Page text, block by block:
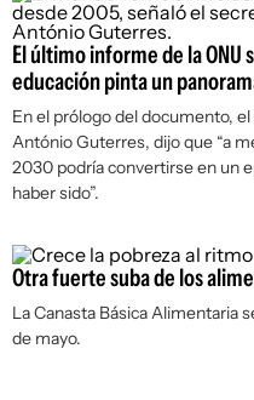
El último informe de la
educación pinta un
En el prólogo del documento,
António Guterres, dijo que “a
2030 podría convertirse en un
haber sido”.
Otra fuerte suba de los
La Canasta Básica Alimentaria
de mayo.